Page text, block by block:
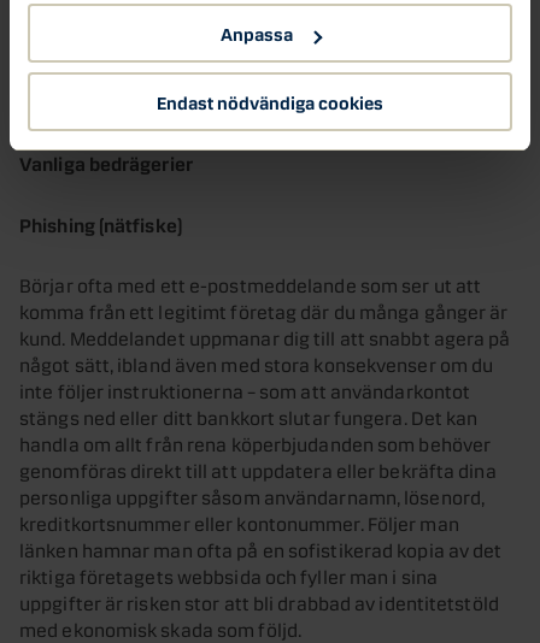
Anpassa
Endast nödvändiga cookies
betalningslösning. Till exempel 3D Secure där man måste
godkänna köpet med ett lösenord eller ditt BankID.
Handla främst på etablerade sajter. Första gången man
information via Google och kolla omdömen.
Vanliga bedrägerier
Phishing (nätfiske)
Börjar ofta med ett e-postmeddelande som ser ut att
komma från ett legitimt företag där du många gånger är
kund. Meddelandet uppmanar dig till att snabbt agera på
något sätt, ibland även med stora konsekvenser om du
inte följer instruktionerna – som att användarkontot
stängs ned eller ditt bankkort slutar fungera. Det kan
handla om allt från rena köperbjudanden som behöver
genomföras direkt till att uppdatera eller bekräfta dina
personliga uppgifter såsom användarnamn, lösenord,
kreditkortsnummer eller kontonummer. Följer man
länken hamnar man ofta på en sofistikerad kopia av det
riktiga företagets webbsida och fyller man i sina
uppgifter är risken stor att bli drabbad av identitetstöld
med ekonomisk skada som följd.